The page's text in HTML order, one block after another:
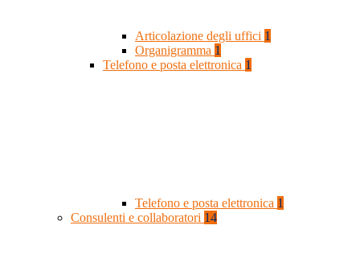
Articolazione degli uffici 1
Organigramma 1
Telefono e posta elettronica 1
Telefono e posta elettronica 1
Consulenti e collaboratori 14